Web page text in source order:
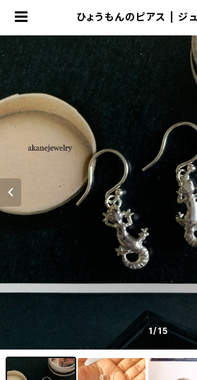
ひょうもんのピアス | ジ
1/15